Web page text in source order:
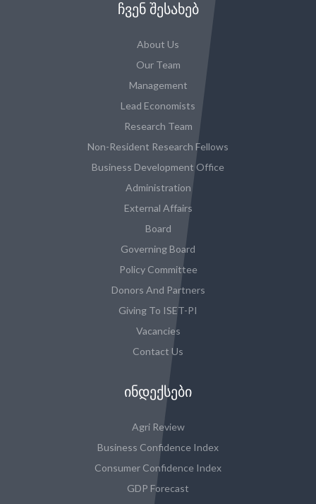
ᲩᲕᲔᲜ ᲨᲔᲡᲐᲮᲔᲑ
About Us
Our Team
Management
Lead Economists
Research Team
Non-Resident Research Fellows
Business Development Office
Administration
External Affairs
Board
Governing Board
Policy Committee
Donors And Partners
Giving To ISET-PI
Vacancies
Contact Us
ᲘᲜᲓᲔᲥᲡᲔᲑᲘ
Agri Review
Business Confidence Index
Consumer Confidence Index
GDP Forecast